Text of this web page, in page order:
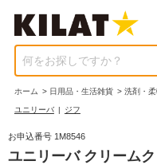
何をお探しですか？
ホーム > 日用品・生活雑貨 > 洗剤・
ユニリーバ | ジフ
お申込番号 1M8546
ユニリーバ クリーム